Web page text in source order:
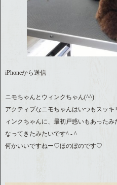
iPhoneから送信
ニモちゃんとウィンクちゃん(^^)
アクティブなニモちゃんはいつもスッ
ィンクちゃんに、最初戸惑いもあった
なってきたみたいです^ - ^
何かいいですねー♡ほのぼのです♡